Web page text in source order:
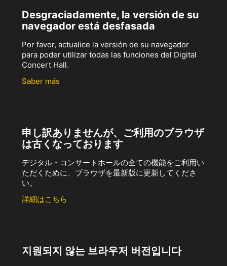
Desgraciadamente, la versión de su
navegador está desfasada
Por favor, actualice la versión de su navegador
para poder utilizar todas las funciones del Digital
Concert Hall.
Saber más
申し訳ありませんが、ご利用のブラウザ
は古くなっております
デジタル・コンサートホールの全ての機能をご利用い
ただくために、ブラウザを最新版に更新してくださ
い。
詳細はこちら
지원되지 않는 브라우저 버전입니다